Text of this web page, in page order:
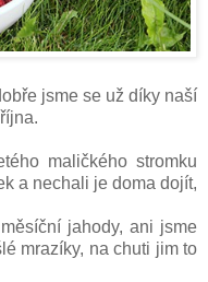
jsme se už díky naší
maličkého stromku
a nechali je doma dojít,
jahody, ani jsme
mrazíky, na chuti jim to